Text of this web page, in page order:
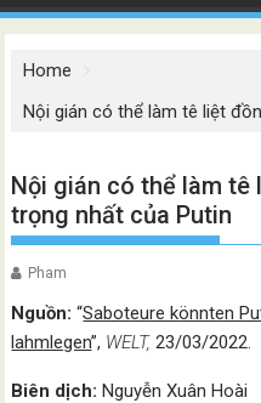
Home
Nội gián có thể làm tê liệt
Nội gián có thể làm tê
trọng nhất của Putin
Pham
Nguồn:“Saboteure könnten
lahmlegen”, WELT,23/03/2022.
Biên dịch: Nguyễn Xuân Hoài